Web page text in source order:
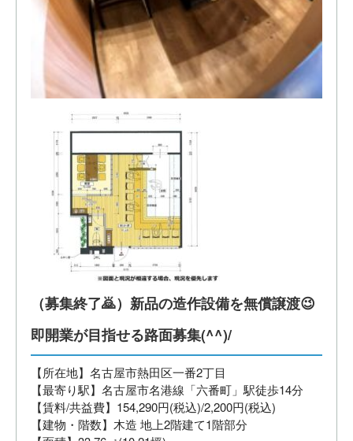
（募集終了🙇）新品の造作設備を無償譲渡😉
即開業が目指せる路面募集(^^)/
【所在地】名古屋市熱田区一番2丁目
【最寄り駅】名古屋市名港線「六番町」駅徒歩14分
【賃料/共益費】154,290円(税込)/2,200円(税込)
【建物・階数】木造 地上2階建て1階部分